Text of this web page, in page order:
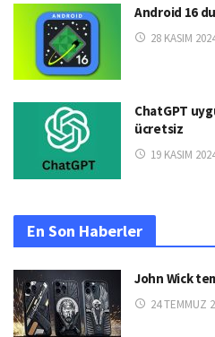
Android 16
28 KASIM
ChatGPT
ücretsiz
19 KASIM
En Son Haberler
John Wick
24 TEMMUZ